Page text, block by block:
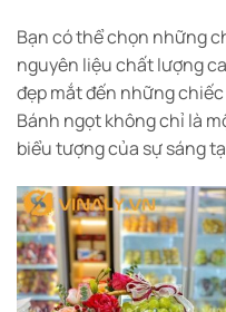
Bạn có thể chọn những
nguyên liệu chất lượng
đẹp mắt đến những
Bánh ngọt không chỉ là
biểu tượng của sự sáng